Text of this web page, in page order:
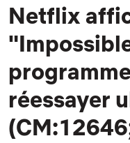
Netflix
réessayer